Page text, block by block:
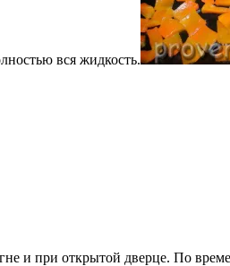
вся жидкость.
и при открытой дверце. По